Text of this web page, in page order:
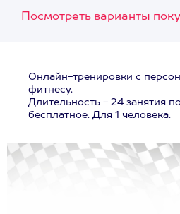
Посмотреть варианты
Онлайн-тренировки с
фитнесу.
Длительность - 24 занятия
бесплатное. Для 1 человека.